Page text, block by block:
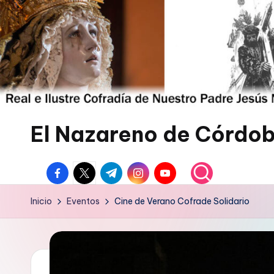
Saltar
al
contenido
El Nazareno de
Web
la
Nazareno
facebook.com
twitter.com
t.me instagram.com
youtube.com
Inicio Eventos Cine de Verano Cofrade Solidario